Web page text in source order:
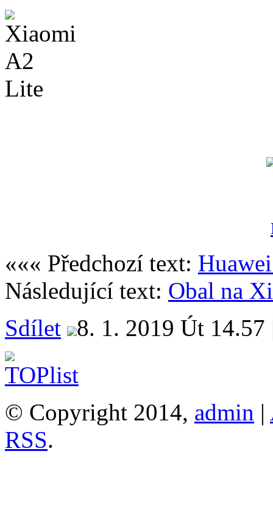
««« Předchozí text:
Následující text: Obal na
Sdílet
8. 1. 2019 Út
© Copyright 2014, admin |
RSS.